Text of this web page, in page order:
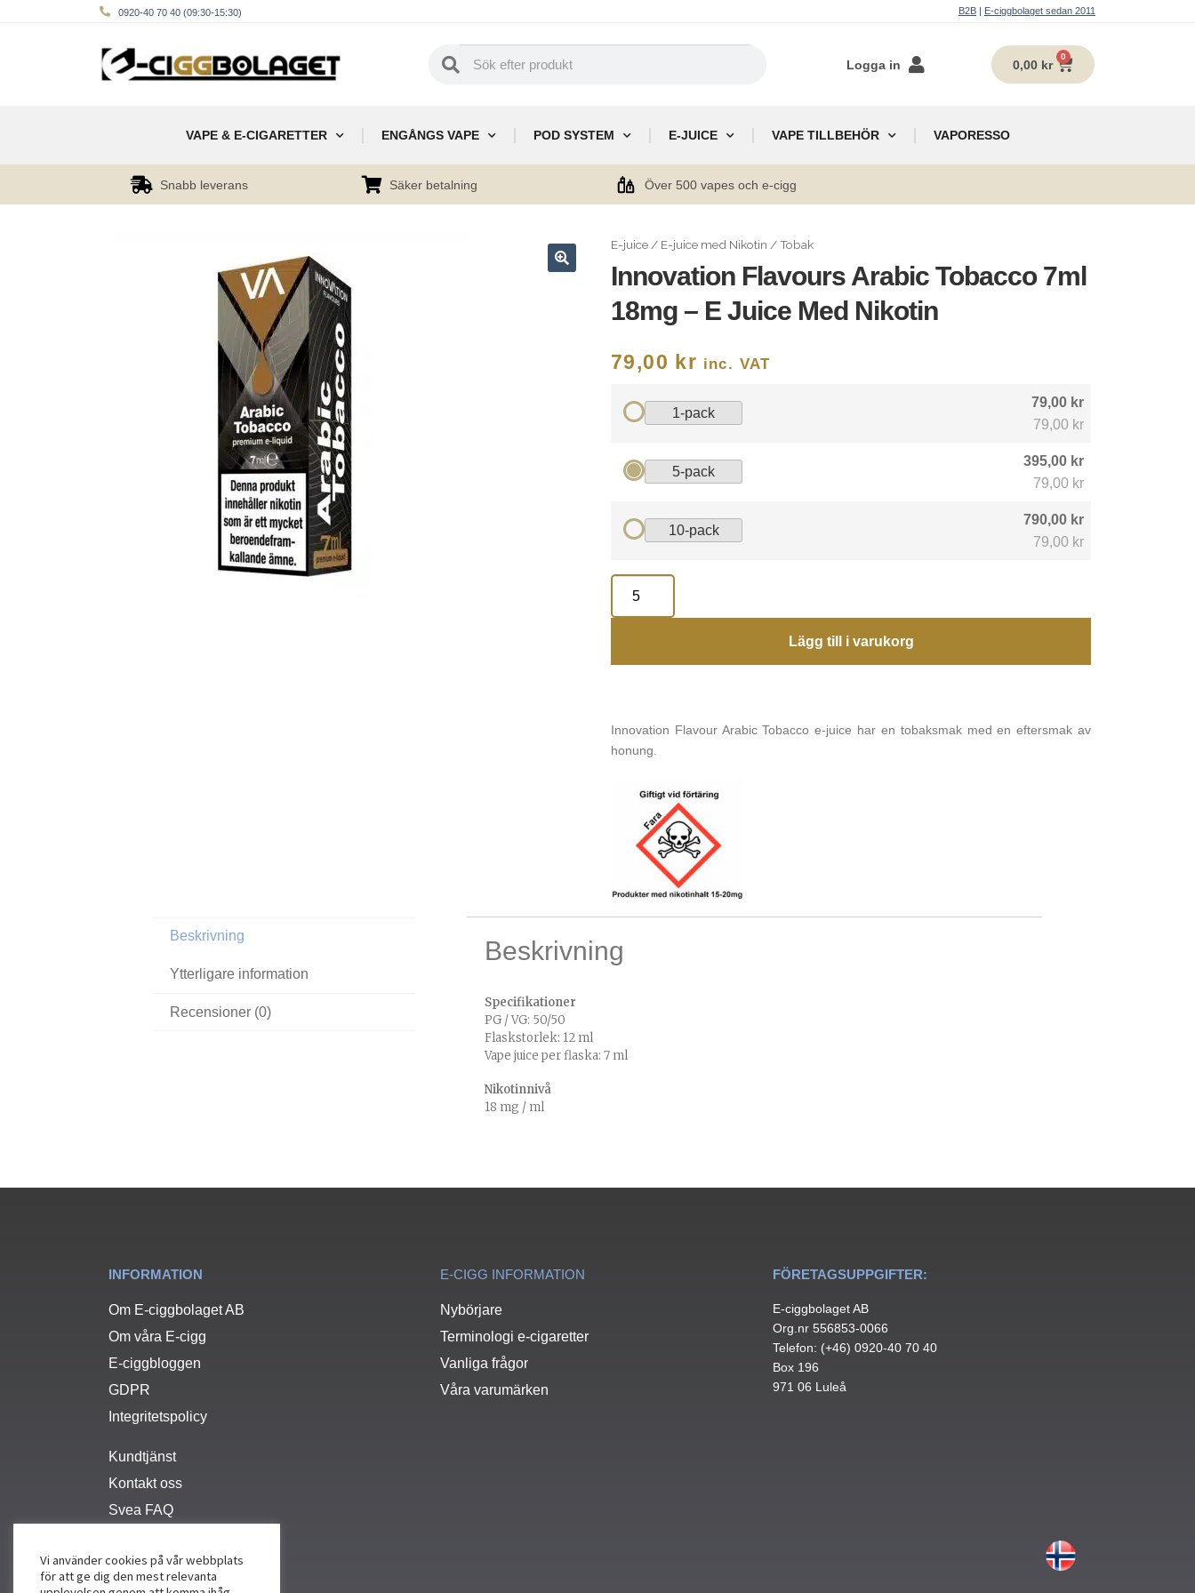
0920-40 70 40 (09:30-15:30) B2B | E-ciggbolaget sedan 2011
Logga in 0,00 kr
0
VAPE & E-CIGARETTER ENGÅNGS VAPE POD SYSTEM E-JUICE VAPE TILLBEHÖR VAPORESSO
Snabb leverans Säker betalning Över 500 vapes och e-cigg
E-juice/ E-juice med Nikotin /Tobak
Innovation Flavours Arabic Tobacco 7ml
18mg – E Juice Med Nikotin
79,00 kr inc. VAT
1-pack
79,00 kr
79,00 kr
5-pack
395,00 kr
79,00 kr
10-pack
790,00 kr
79,00 kr
Lägg till i varukorg
Innovation Flavour Arabic Tobacco e-juice har en tobaksmak med en eftersmak av
honung.
Beskrivning
Ytterligare information
Recensioner (0)
Beskrivning
Specifikationer
PG / VG: 50/50
Flaskstorlek: 12 ml
Vape juice per flaska: 7 ml
Nikotinnivå
18 mg / ml
INFORMATION
Om E-ciggbolaget AB
Om våra E-cigg
E-ciggbloggen
GDPR
Integritetspolicy
Kundtjänst
Kontakt oss
Svea FAQ
E-CIGG INFORMATION
Nybörjare
Terminologi e-cigaretter
Vanliga frågor
Våra varumärken
FÖRETAGSUPPGIFTER:
E-ciggbolaget AB
Org.nr 556853-0066
Telefon: (+46) 0920-40 70 40
Box 196
971 06 Luleå
Vi använder cookies på vår webbplats
för att ge dig den mest relevanta